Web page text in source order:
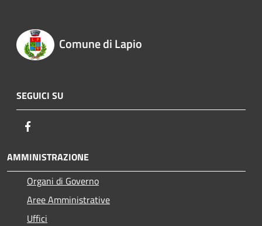
Comune di Lapio
SEGUICI SU
AMMINISTRAZIONE
Organi di Governo
Aree Amministrative
Uffici